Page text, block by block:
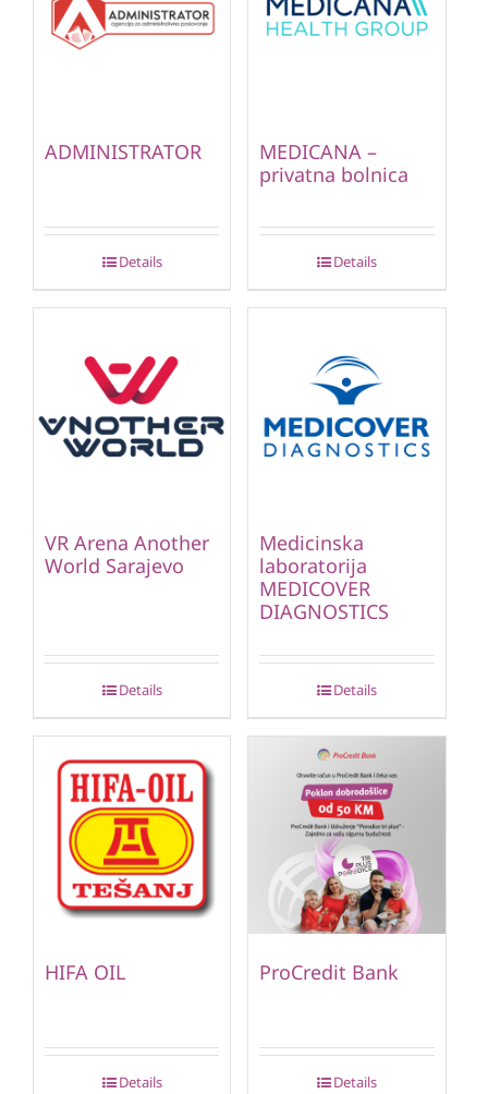
ADMINISTRATOR
Details
MEDICANA –
privatna bolnica
Details
VR Arena Another
World Sarajevo
Details
Medicinska
laboratorija
MEDICOVER
DIAGNOSTICS
Details
HIFA OIL
Details
ProCredit Bank
Details